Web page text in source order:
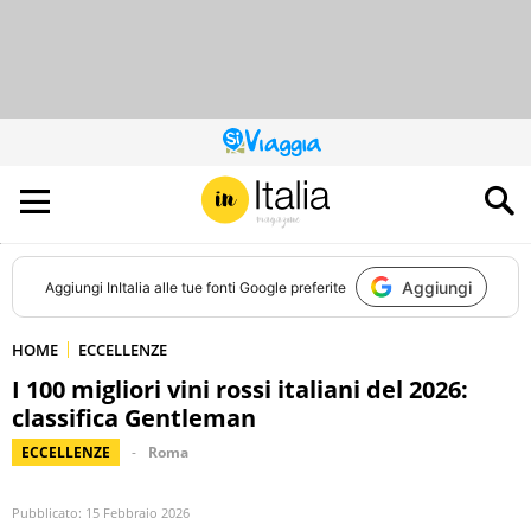
QUESTO
SITO
CONTRIBUISCE
ALL’AUDIENCE
DI
Aggiungi InItalia alle tue fonti Google preferite Aggiungi
HOME ECCELLENZE
I 100 migliori vini rossi italiani del 2026:
classifica Gentleman
ECCELLENZE Roma
Pubblicato: 15 Febbraio 2026